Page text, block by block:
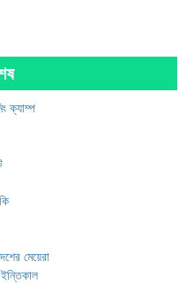
ক্যাম্প
মেয়েরা